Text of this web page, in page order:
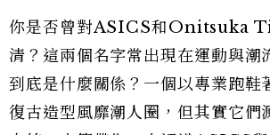
你是否曾對ASICS和Onitsuka
清？這兩個名字常出現在運動與潮
到底是什麼關係？一個以專業跑鞋
復古造型風靡潮人圈，但其實它們